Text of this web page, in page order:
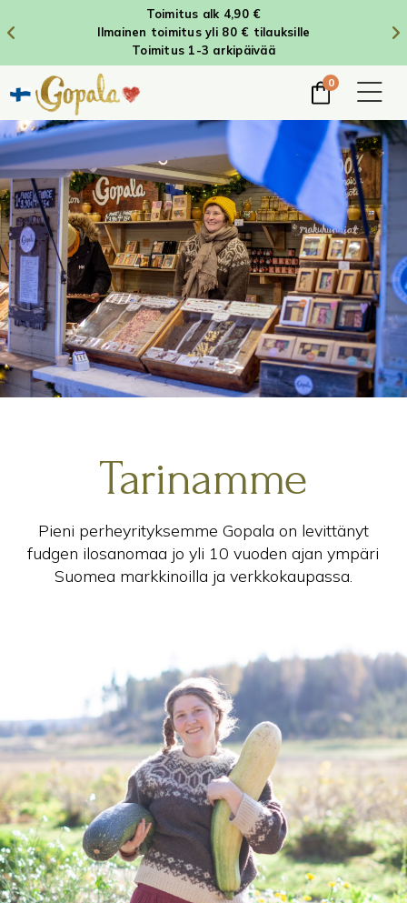
Toimitus alk 4,90 €
Ilmainen toimitus yli 80 € tilauksille
Toimitus 1-3 arkipäivää
0
Tarinamme
Pieni perheyrityksemme Gopala on levittänyt
fudgen ilosanomaa jo yli 10 vuoden ajan ympäri
Suomea markkinoilla ja verkkokaupassa.